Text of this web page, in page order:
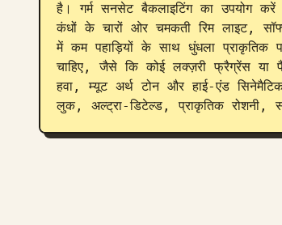
है। गर्म सनसेट बैकलाइटिंग का उपयोग
कंधों के चारों ओर चमकती रिम लाइट,
में कम पहाड़ियों के साथ धुंधला प्राकृतिक
चाहिए, जैसे कि कोई लक्ज़री फ्रैग्रेंस या
हवा, म्यूट अर्थ टोन और हाई-एंड
लुक, अल्ट्रा-डिटेल्ड, प्राकृतिक रोशनी,